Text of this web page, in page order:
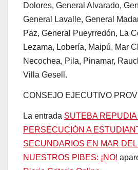
Dolores, General Alvarado,
General Lavalle, General
Paz, General Pueyrredón, La
Lezama, Lobería, Maipú, Mar
Necochea, Pila, Pinamar,
Villa Gesell.
CONSEJO EJECUTIVO
La entrada SUTEBA REPUDIA
PERSECUCIÓN A
SECUNDARIOS EN MAR DEL
NUESTROS PIBES: ¡NO!